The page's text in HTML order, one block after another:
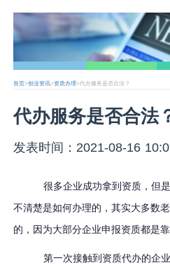
首页>创业资讯>资质办理>代办服务是否合法？
代办服务是否合法
发表时间：2021-08-16
很多企业成功拿到资质 ，但
不清楚是如何办理的 ，其实大多数
的， 因为大部分企业申报资质都是
第一次接触到资质代办的企